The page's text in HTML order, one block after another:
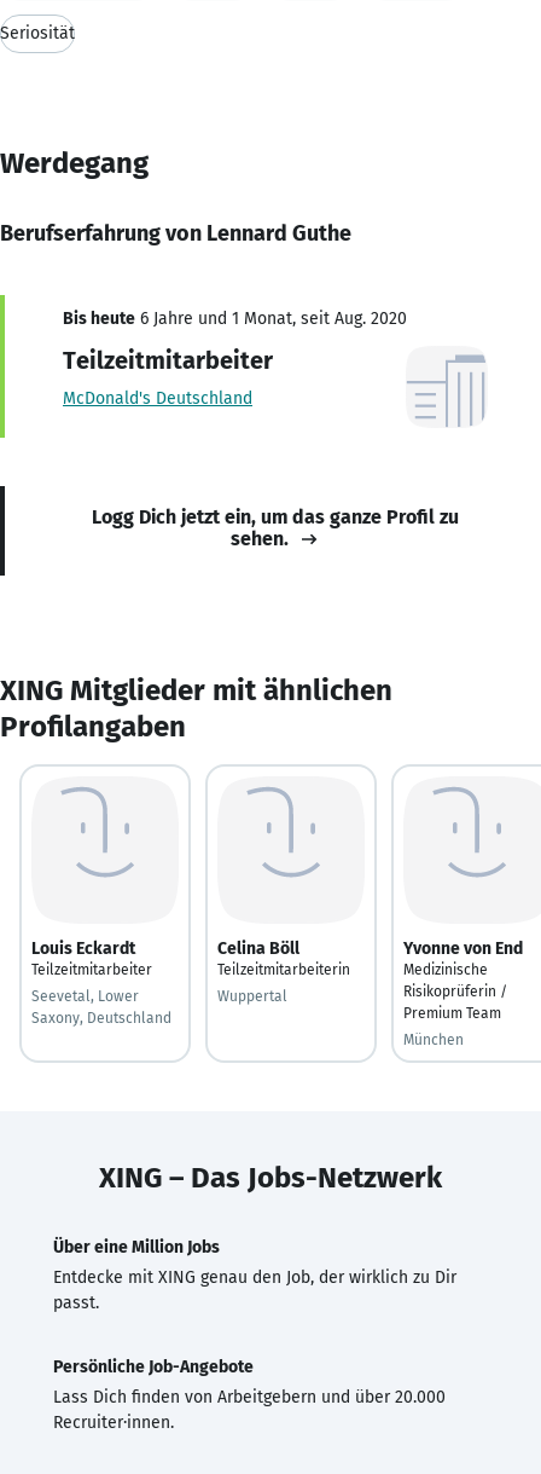
Seriosität
Werdegang
Berufserfahrung von Lennard Guthe
Bis heute 6 Jahre und 1 Monat, seit Aug. 2020
Teilzeitmitarbeiter
McDonald's Deutschland
Logg Dich jetzt ein, um das ganze Profil zu
sehen.
XING Mitglieder mit ähnlichen
Profilangaben
Louis Eckardt
Teilzeitmitarbeiter
Seevetal, Lower
Saxony, Deutschland
Celina Böll
Teilzeitmitarbeiterin
Wuppertal
Yvonne von End
Medizinische
Risikoprüferin /
Premium Team
München
XING – Das Jobs-Netzwerk
Über eine Million Jobs
Entdecke mit XING genau den Job, der wirklich zu Dir
passt.
Persönliche Job-Angebote
Lass Dich finden von Arbeitgebern und über 20.000
Recruiter·innen.